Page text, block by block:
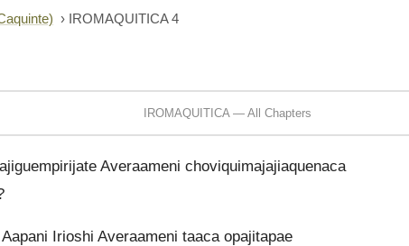
› IROMAQUITICA 4
IROMAQUITICA — All Chapters
Averaameni choviquimajajiaquenaca
Irioshi Averaameni taaca opajitapae